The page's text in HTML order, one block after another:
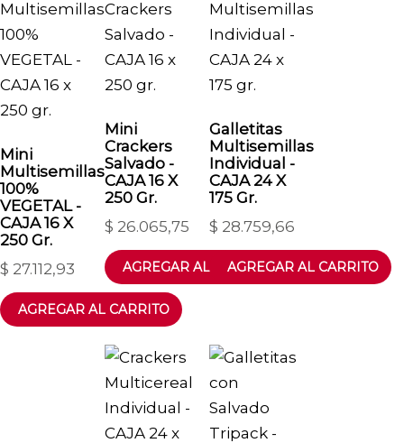
Mini
Multisemillas
100%
VEGETAL -
CAJA 16 X
250 Gr.
$ 27.112,93
Mini
Crackers
Salvado -
CAJA 16 X
250 Gr.
$ 26.065,75
Galletitas
Multisemillas
Individual -
CAJA 24 X
175 Gr.
$ 28.759,66